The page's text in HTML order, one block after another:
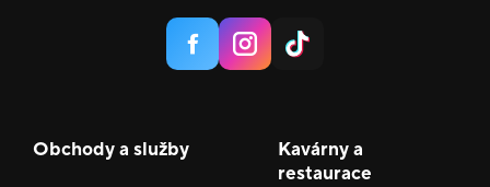
Obchody a služby
Kavárny a
restaurace